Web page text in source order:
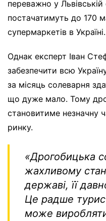
переважно у Львівській
постачатимуть до 170
супермаркетів в Україні.
Однак експерт Іван
забезпечити всю
за місяць солеварня
що дуже мало. Тому
становитиме незначну
ринку.
«Дрогобицька
жахливому
державі, її
Це радше
може